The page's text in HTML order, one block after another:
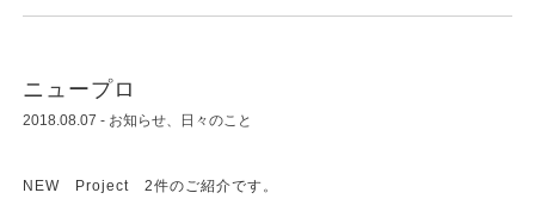
ニュープロ
2018.08.07 - お知らせ 日々のこと
NEW Project 2件のご紹介です。